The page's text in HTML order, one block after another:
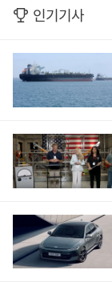
인기기사